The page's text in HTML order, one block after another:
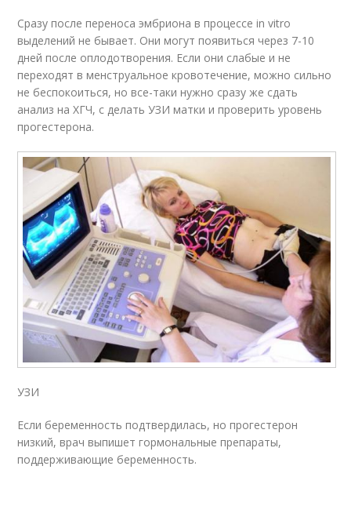
Сразу после переноса эмбриона в процессе in vitro
выделений не бывает. Они могут появиться через 7-10
дней после оплодотворения. Если они слабые и не
переходят в менструальное кровотечение, можно сильно
не беспокоиться, но все-таки нужно сразу же сдать
анализ на ХГЧ, с делать УЗИ матки и проверить уровень
прогестерона.
УЗИ
Если беременность подтвердилась, но прогестерон
низкий, врач выпишет гормональные препараты,
поддерживающие беременность.